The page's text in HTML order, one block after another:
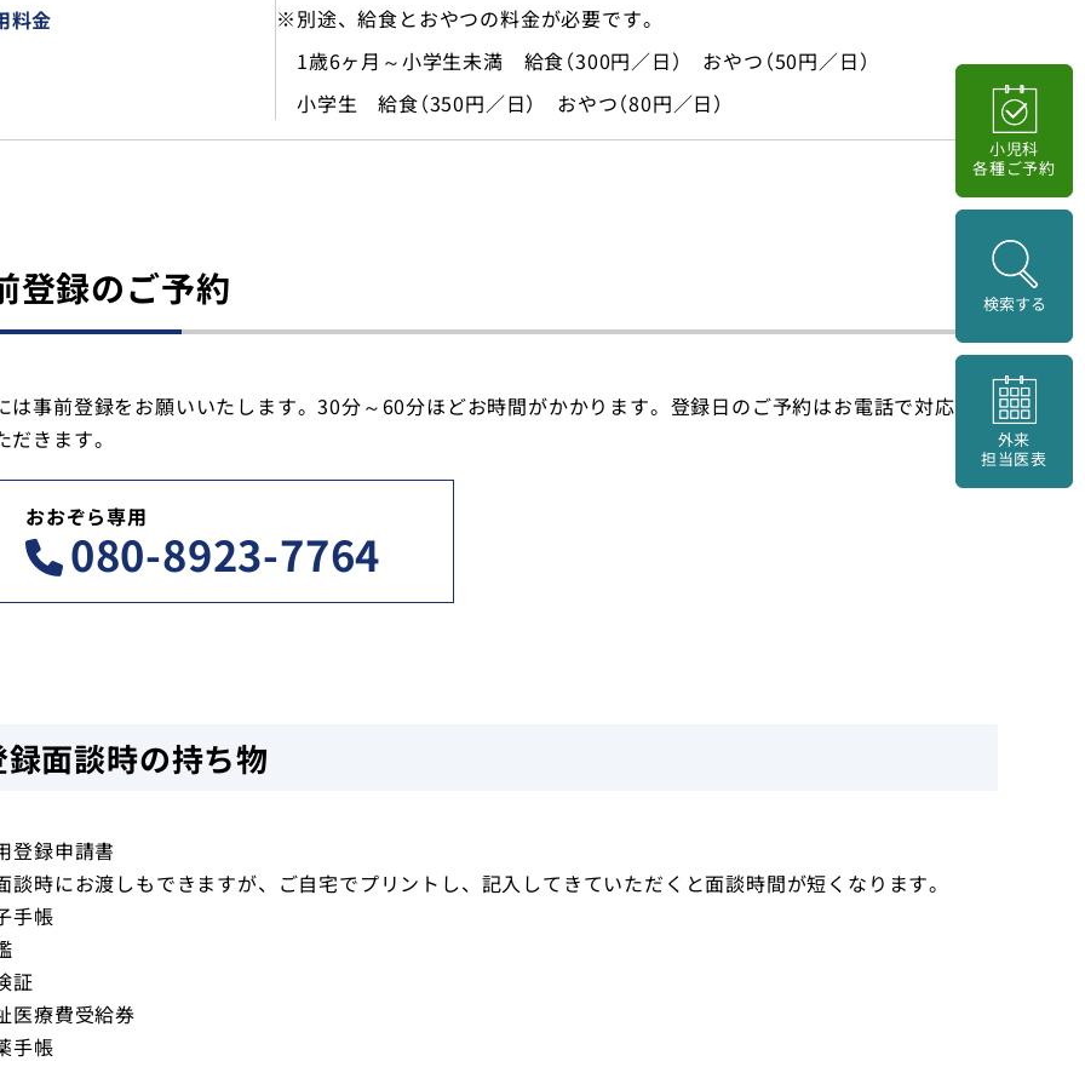
小児科
各種ご予約
検索する
外来
担当医表
料金
※別途、給食とおやつの料金が必要です。
1歳6ヶ月～小学生未満 給食（300円／日） おやつ（50円／日）
小学生 給食（350円／日） おやつ（80円／日）
登録のご予約
は事前登録をお願いいたします。30分～60分ほどお時間がかかります。登録日のご予約はお電話で対応させ
だきます。
おおぞら専用
080-8923-7764
録面談時の持ち物
登録申請書
時にお渡しもできますが、ご自宅でプリントし、記入してきていただくと面談時間が短くなります。
手帳
証
医療費受給券
手帳